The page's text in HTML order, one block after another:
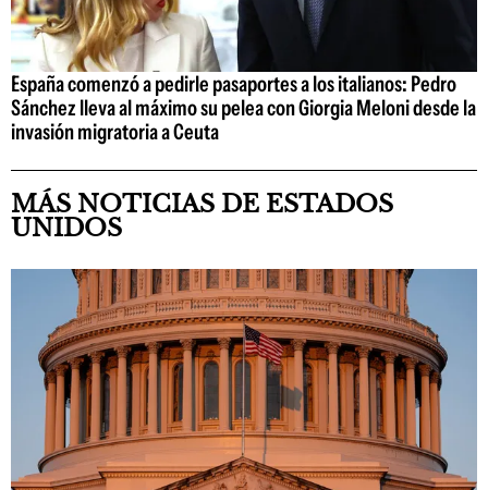
España comenzó a pedirle pasaportes a los italianos: Pedro
Sánchez lleva al máximo su pelea con Giorgia Meloni desde la
invasión migratoria a Ceuta
MÁS NOTICIAS DE ESTADOS
UNIDOS